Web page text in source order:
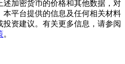
加密货币的价格和其他数据，对
平台提供的信息及任何相关材料
资建议。有关更多信息，请参阅
。